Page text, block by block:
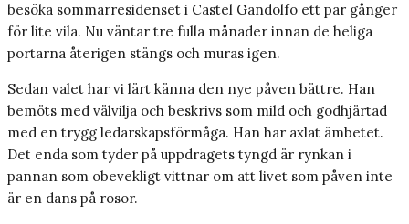
besöka sommarresidenset i Castel Gandolfo ett par gånger
för lite vila. Nu väntar tre fulla månader innan de heliga
portarna återigen stängs och muras igen.
Sedan valet har vi lärt känna den nye påven bättre. Han
bemöts med välvilja och beskrivs som mild och godhjärtad
med en trygg ledarskapsförmåga. Han har axlat ämbetet.
Det enda som tyder på uppdragets tyngd är rynkan i
pannan som obevekligt vittnar om att livet som påven inte
är en dans på rosor.